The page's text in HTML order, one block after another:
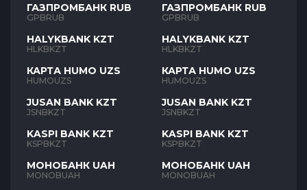
ГАЗПРОМБАНК RUB
GPBRUB
HALYKBANK KZT
HLKBKZT
КАРТА HUMO UZS
HUMOUZS
JUSAN BANK KZT
JSNBKZT
KASPI BANK KZT
KSPBKZT
МОНОБАНК UAH
MONOBUAH
ГАЗПРОМБАНК RUB
GPBRUB
HALYKBANK KZT
HLKBKZT
КАРТА HUMO UZS
HUMOUZS
JUSAN BANK KZT
JSNBKZT
KASPI BANK KZT
KSPBKZT
МОНОБАНК UAH
MONOBUAH